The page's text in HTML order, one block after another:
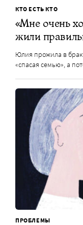
КТО ЕСТЬ КТО
«Мне очень
жили
Юлия прожила в
«спасая семью», а
ПРОБЛЕМЫ